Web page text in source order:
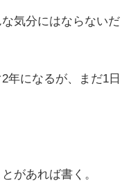
気分にはならないだ
年になるが、まだ1日
があれば書く。